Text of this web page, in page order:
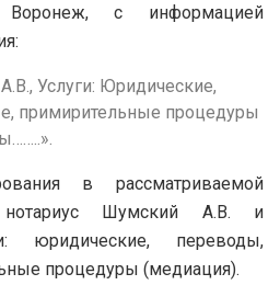
с информацией
Услуги: Юридические,
примирительные процедуры
в рассматриваемой
нотариус Шумский А.В. и
юридические, переводы,
процедуры (медиация).